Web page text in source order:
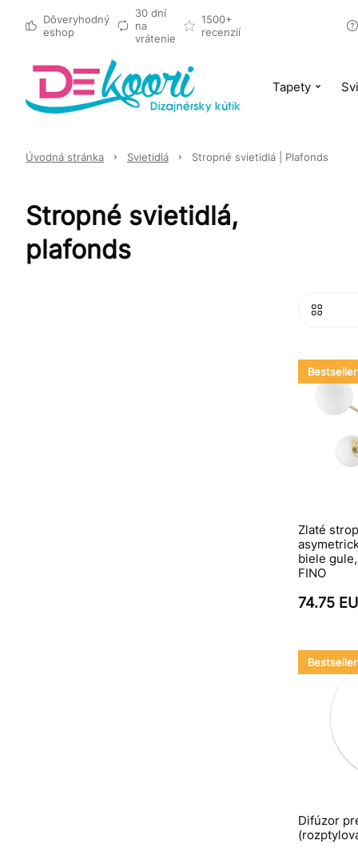
Dôveryhodný
eshop
30 dní
na
vrátenie
1500+
recenzií
Tapety
Úvodná stránka Svietidlá Stropné svietidlá | Plafonds
Stropné svietidlá,
plafonds
Bestseller
Zlaté
biele
FINO
74.75
Bestseller
Difúzor